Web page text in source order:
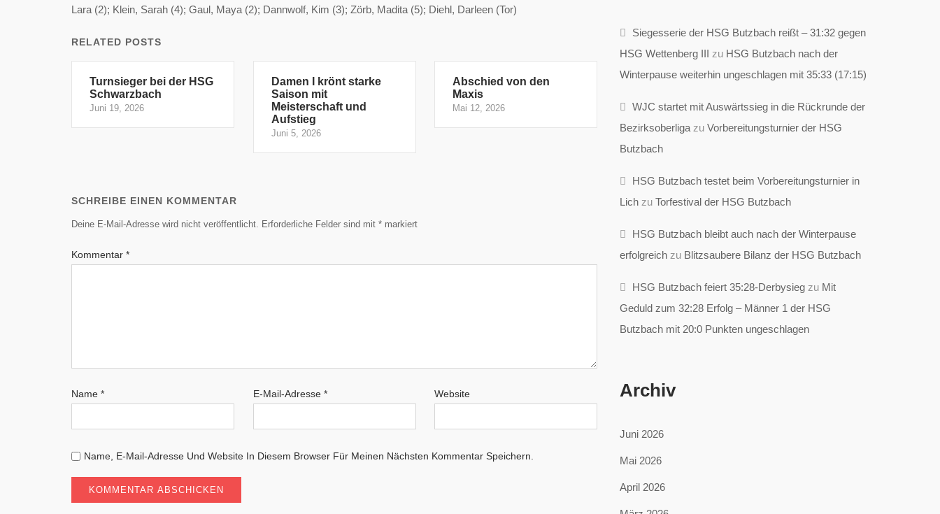
Lara (2); Klein, Sarah (4); Gaul, Maya (2); Dannwolf, Kim (3); Zörb, Madita (5); Diehl, Darleen (Tor)
RELATED POSTS
Turnsieger bei der HSG
Schwarzbach
Juni 19, 2026
Damen I krönt starke
Saison mit
Meisterschaft und
Aufstieg
Juni 5, 2026
Abschied von den
Maxis
Mai 12, 2026
SCHREIBE EINEN KOMMENTAR
Deine E-Mail-Adresse wird nicht veröffentlicht. Erforderliche Felder sind mit * markiert
Kommentar *
Name * E-Mail-Adresse * Website
Name, E-Mail-Adresse Und Website In Diesem Browser Für Meinen Nächsten Kommentar Speichern.
Siegesserie der HSG Butzbach reißt – 31:32 gegen
HSG Wettenberg III zu HSG Butzbach nach der
Winterpause weiterhin ungeschlagen mit 35:33 (17:15)
WJC startet mit Auswärtssieg in die Rückrunde der
Bezirksoberligazu Vorbereitungsturnier der HSG
Butzbach
HSG Butzbach testet beim Vorbereitungsturnier in
Lichzu Torfestival der HSG Butzbach
HSG Butzbach bleibt auch nach der Winterpause
erfolgreichzu Blitzsaubere Bilanz der HSG Butzbach
HSG Butzbach feiert 35:28-Derbysiegzu Mit
Geduld zum 32:28 Erfolg – Männer 1 der HSG
Butzbach mit 20:0 Punkten ungeschlagen
Archiv
Juni 2026
Mai 2026
April 2026